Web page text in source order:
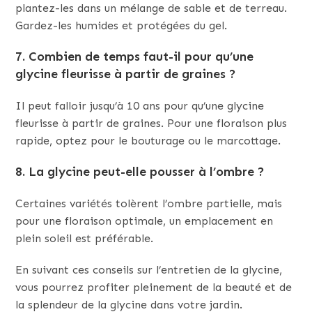
plantez-les dans un mélange de sable et de terreau.
Gardez-les humides et protégées du gel.
7. Combien de temps faut-il pour qu’une
glycine fleurisse à partir de graines ?
Il peut falloir jusqu’à 10 ans pour qu’une glycine
fleurisse à partir de graines. Pour une floraison plus
rapide, optez pour le bouturage ou le marcottage.
8. La glycine peut-elle pousser à l’ombre ?
Certaines variétés tolèrent l’ombre partielle, mais
pour une floraison optimale, un emplacement en
plein soleil est préférable.
En suivant ces conseils sur l’entretien de la glycine,
vous pourrez profiter pleinement de la beauté et de
la splendeur de la glycine dans votre jardin.